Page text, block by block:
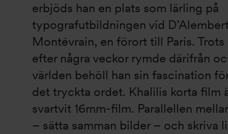
erbjöds han en plats som lärling på
typografutbildningen vid
Montévrain, en förort till Paris.
efter några veckor rymde därifrån
världen behöll han sin fascination
det tryckta ordet. Khalilis korta film
svartvit 16mm-film. Parallellen
– sätta samman bilder – och skriva